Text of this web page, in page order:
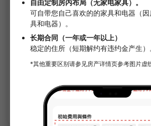
PRATIQUE 代代木
短期租賃（月租） 附家具家電 無押金